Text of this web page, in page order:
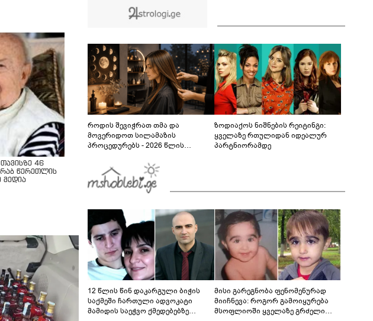
46
წერეთლის
მედია
როდის შევიჭრათ თმა და
მოვერიდოთ სილამაზის
პროცედურებს - 2026 წლის
გზამკვლევი
ზოდიაქოს ნიშნების რეიტინგი:
ყველაზე რთულიდან იდეალურ
პარტნიორამდე
12 წლის წინ დაკარგული ბიჭის
საქმეში ჩართული ადვოკატი
მამიდის საეჭვო ქმედებებზე
მისი გარეგნობა ფენომენურად
მიიჩნევა: როგორ გამოიყურება
მსოფლიოში ყველაზე გრძელი